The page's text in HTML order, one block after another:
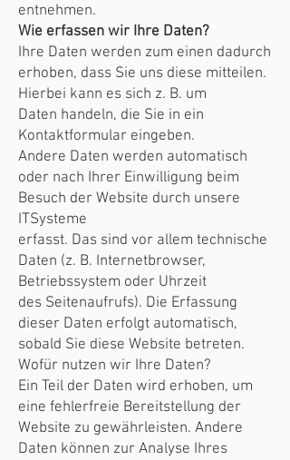
entnehmen.
Wie erfassen wir Ihre Daten?
Ihre Daten werden zum einen dadurch
erhoben, dass Sie uns diese mitteilen.
Hierbei kann es sich z. B. um
Daten handeln, die Sie in ein
Kontaktformular eingeben.
Andere Daten werden automatisch
oder nach Ihrer Einwilligung beim
Besuch der Website durch unsere
ITSysteme
erfasst. Das sind vor allem technische
Daten (z. B. Internetbrowser,
Betriebssystem oder Uhrzeit
des Seitenaufrufs). Die Erfassung
dieser Daten erfolgt automatisch,
sobald Sie diese Website betreten.
Wofür nutzen wir Ihre Daten?
Ein Teil der Daten wird erhoben, um
eine fehlerfreie Bereitstellung der
Website zu gewährleisten. Andere
Daten können zur Analyse Ihres